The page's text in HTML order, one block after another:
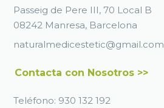
Passeig de Pere III, 70 Local B
08242 Manresa, Barcelona
naturalmedicestetic@gmail.com
Contacta con Nosotros >>
Teléfono: 930 132 192